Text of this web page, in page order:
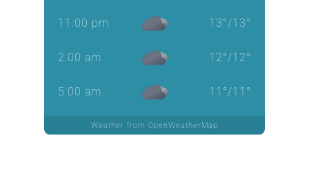
11:00 pm 13°/13°
2:00 am 12°/12°
5:00 am 11 °/11 °
Weather from OpenWeatherMap